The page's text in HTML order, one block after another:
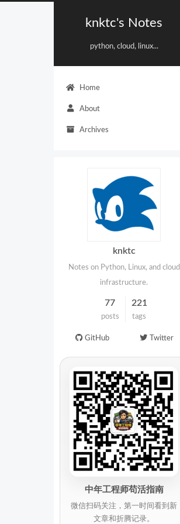
knktc's Notes
python, cloud, linux...
Home
About
Archives
knktc
Notes on Python, Linux, and cloud
infrastructure.
77
posts
221
tags
GitHub Twitter
中年工程师苟活指南
微信扫码关注，第一时间看到新
文章和折腾记录。